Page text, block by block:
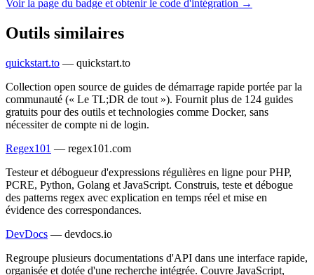
Voir la page du badge et obtenir le code d'intégration →
Outils similaires
quickstart.to — quickstart.to
Collection open source de guides de démarrage rapide portée par la
communauté (« Le TL;DR de tout »). Fournit plus de 124 guides
gratuits pour des outils et technologies comme Docker, sans
nécessiter de compte ni de login.
Regex101 — regex101.com
Testeur et débogueur d'expressions régulières en ligne pour PHP,
PCRE, Python, Golang et JavaScript. Construis, teste et débogue
des patterns regex avec explication en temps réel et mise en
évidence des correspondances.
DevDocs — devdocs.io
Regroupe plusieurs documentations d'API dans une interface rapide,
organisée et dotée d'une recherche intégrée. Couvre JavaScript,